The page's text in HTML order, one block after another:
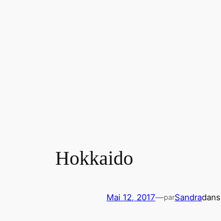
Hokkaido
Mai 12, 2017—parSandradans